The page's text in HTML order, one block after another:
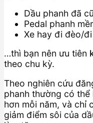
Dầu phanh đã
Pedal phanh
Xe hay đi đèo/
…thì bạn nên ưu tiên
theo chu kỳ.
Theo nghiên cứu
phanh thường có thể
hơn mỗi năm, và chỉ
giảm điểm sôi của